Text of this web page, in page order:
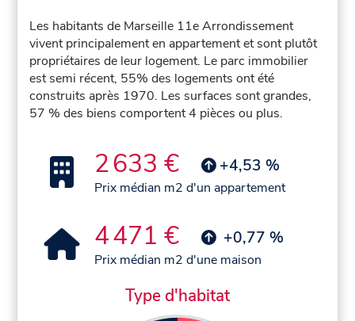
Les habitants de Marseille 11e Arrondissement
vivent principalement en appartement et sont plutôt
propriétaires de leur logement. Le parc immobilier
est semi récent, 55% des logements ont été
construits après 1970. Les surfaces sont grandes,
57 % des biens comportent 4 pièces ou plus.
2 633 € +4,53 %
Prix médian m2 d'un appartement
4 471 € +0,77 %
Prix médian m2 d'une maison
Type d'habitat